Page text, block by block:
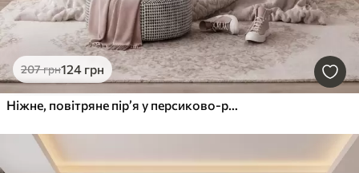
207грн124 грн
Ніжне, повітряне пір’я у персиково-рожевій мряці з мерехтінням